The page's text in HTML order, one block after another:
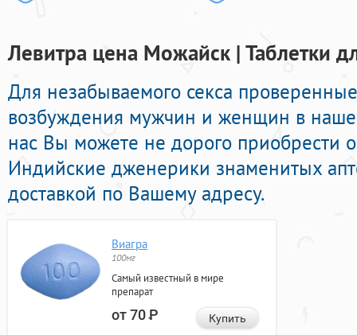
Левитра цена Можайск | Таблетки
Для незабываемого секса
возбуждения мужчин и женщин в
нас Вы можете не дорого
Индийские дженерики знаменитых
доставкой по Вашему адресу.
Виагра
100мг
Самый известный в мире
препарат
от 70Р Купить